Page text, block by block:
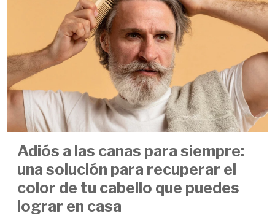
Adiós a las canas para siempre:
una solución para recuperar el
color de tu cabello que puedes
lograr en casa